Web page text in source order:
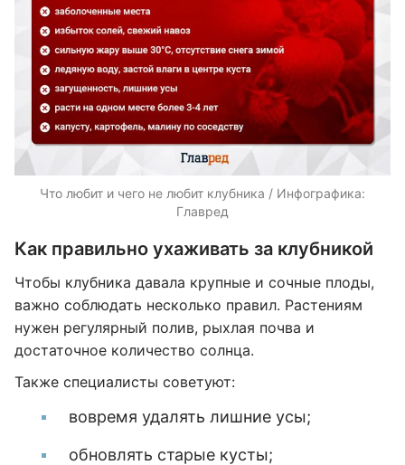
Что любит и чего не любит клубника / Инфографика:
Главред
Как правильно ухаживать за клубникой
Чтобы клубника давала крупные и сочные плоды,
важно соблюдать несколько правил. Растениям
нужен регулярный полив, рыхлая почва и
достаточное количество солнца.
Также специалисты советуют:
вовремя удалять лишние усы;
обновлять старые кусты;